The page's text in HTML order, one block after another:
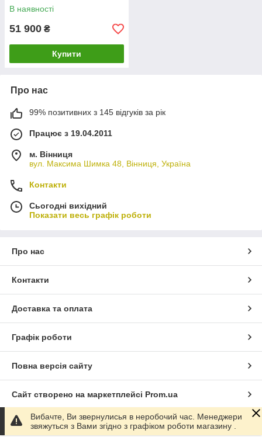
В наявності
51 900 ₴
Купити
Про нас
99% позитивних з 145 відгуків за рік
Працює з 19.04.2011
м. Вінниця
вул. Максима Шимка 48, Вінниця, Україна
Контакти
Сьогодні вихідний
Показати весь графік роботи
Про нас
Контакти
Доставка та оплата
Графік роботи
Повна версія сайту
Сайт створено на маркетплейсі Prom.ua
Політика конфіденційності
Вибачте, Ви звернулисья в неробочий час. Менеджери
звяжуться з Вами згідно з графіком роботи магазину .